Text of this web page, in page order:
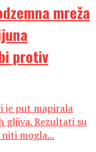
mreža
protiv
je put mapirala
Rezultati su
mogla...